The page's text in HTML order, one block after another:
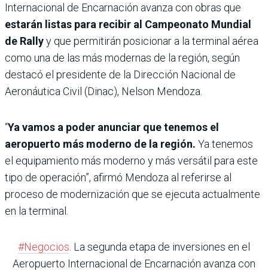
Internacional de Encarnación avanza con obras que
estarán listas para recibir al Campeonato Mundial
de Rallyy que permitirán posicionar a la terminal aérea
como una de las más modernas de la región, según
destacó el presidente de la Dirección Nacional de
Aeronáutica Civil (Dinac), Nelson Mendoza.
“Ya vamos a poder anunciar que tenemos el
aeropuerto más moderno de la región. Ya tenemos
el equipamiento más moderno y más versátil para este
tipo de operación”, afirmó Mendoza al referirse al
proceso de modernización que se ejecuta actualmente
en la terminal.
#Negocios . La segunda etapa de inversiones en el
Aeropuerto Internacional de Encarnación avanza con